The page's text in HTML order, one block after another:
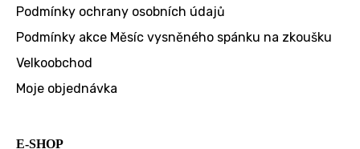
Podmínky ochrany osobních údajů
Podmínky akce Měsíc vysněného spánku na zkoušku
Velkoobchod
Moje objednávka
E-SHOP